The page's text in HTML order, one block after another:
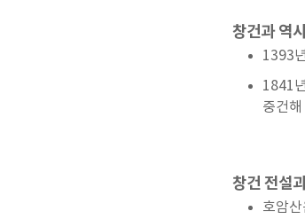
창건과 역
1393
1841
중건
창건 전설
호암